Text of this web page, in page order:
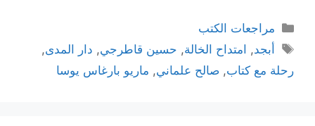
التصنيفات
مراجعات الكتب
الوسوم
أبجد, امتداح الخالة, حسين قاطرجي, دار المدى,
رحلة مع كتاب, صالح علماني, ماريو بارغاس يوسا